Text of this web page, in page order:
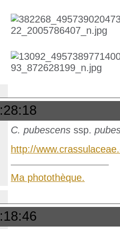
C. pubescens ssp.
http://
Ma photothèque.